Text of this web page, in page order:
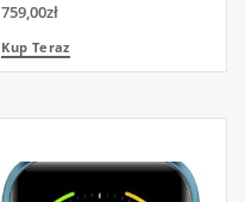
759,00zł
Kup Teraz